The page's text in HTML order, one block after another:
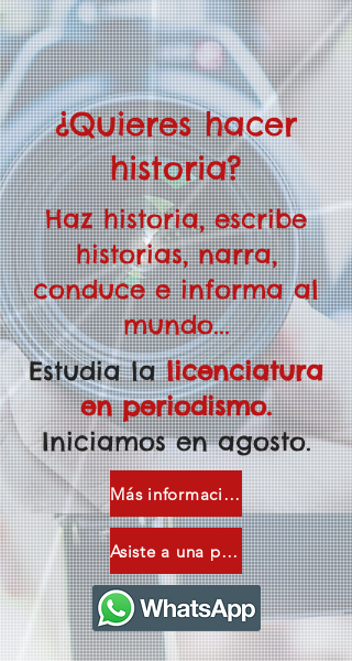
¿Quieres hacer
historia?
Haz historia, escribe
historias, narra,
conduce e informa al
mundo...
Estudia lalicenciatura
en periodismo.
Iniciamos en agosto.
Más información
Asiste a una plática